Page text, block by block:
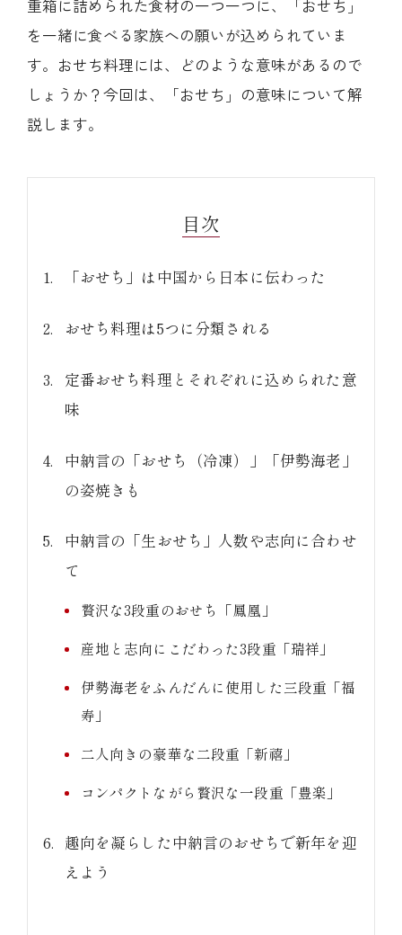
（中納言厨房）
重箱に詰められた食材の一つ一つに、「おせち」
を一緒に食べる家族への願いが込められていま
す。おせち料理には、どのような意味があるので
しょうか？今回は、「おせち」の意味について解
説します。
目次
「おせち」は中国から日本に伝わった
おせち料理は5つに分類される
定番おせち料理とそれぞれに込められた意
味
中納言の「おせち（冷凍）」「伊勢海老」
の姿焼きも
中納言の「生おせち」人数や志向に合わせ
て
贅沢な3段重のおせち「鳳凰」
産地と志向にこだわった3段重「瑞祥」
伊勢海老をふんだんに使用した三段重「福
寿」
二人向きの豪華な二段重「新禧」
コンパクトながら贅沢な一段重「豊楽」
趣向を凝らした中納言のおせちで新年を迎
えよう